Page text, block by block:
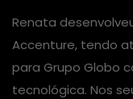
Renata
Accenture, tendo
para Grupo Globo
tecnológica. Nos